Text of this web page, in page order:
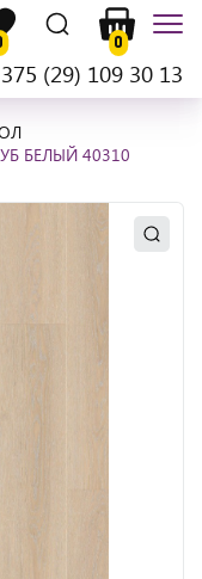
(29) 109 30 13
Поиск Корзина
0
БЕЛЫЙ 40310